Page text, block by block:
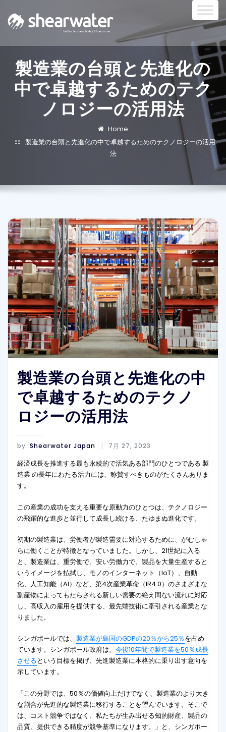
製造業の台頭と先進化の
中で卓越するためのテク
ノロジーの活用法
Home
製造業の台頭と先進化の中で卓越するためのテクノロジーの活用
法
製造業の台頭と先進化の中
で卓越するためのテクノ
ロジーの活用法
by Shearwater Japan 7月 27, 2023
経済成長を推進する最も永続的で活気ある部門のひとつである 製
造業 の長年にわたる活力には、称賛すべきものがたくさんありま
す。
この産業の成功を支える重要な原動力のひとつは、テクノロジー
の飛躍的な進歩と並行して成長し続ける、たゆまぬ進化です。
初期の製造業は、労働者が製造需要に対応するために、がむしゃ
らに働くことが特徴となっていました。しかし、21世紀に入る
と、製造業は、重労働で、安い労働力で、製品を大量生産すると
いうイメージを払拭し、モノのインターネット（IoT）、自動
化、人工知能（AI）など、第4次産業革命（IR4.0）のさまざまな
副産物によってもたらされる新しい需要の絶え間ない流れに対応
し、高収入の雇用を提供する、最先端技術に牽引される産業とな
りました。
シンガポールでは、 製造業が島国のGDPの20％から25％を占め
ています。シンガポール政府は、 今後10年間で製造業を50％成長
させるという目標を掲げ、先進製造業に本格的に乗り出す意向を
示しています。
「この分野では、50％の価値向上だけでなく、製造業のより大き
な割合が先進的な製造業に移行することを望んでいます。そこで
は、コスト競争ではなく、私たちが生み出せる知的財産、製品の
品質、提供できる精度が競争基準になります。」と、シンガポー